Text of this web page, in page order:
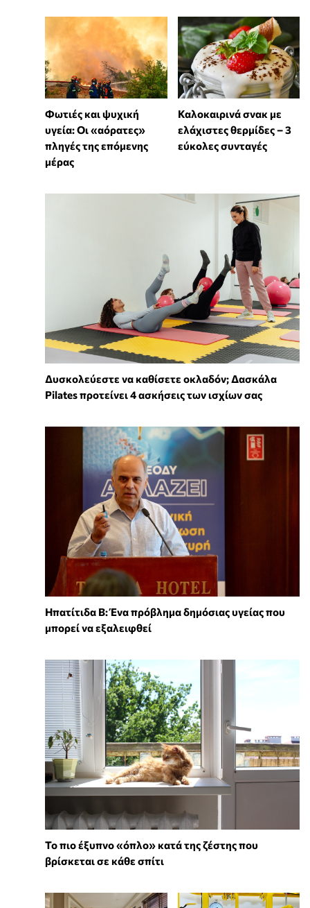
Φωτιές και ψυχική
υγεία: Οι «αόρατες»
πληγές της επόμενης
μέρας
Καλοκαιρινά σνακ με
ελάχιστες θερμίδες – 3
εύκολες συνταγές
Δυσκολεύεστε να καθίσετε οκλαδόν; Δασκάλα
Pilates προτείνει 4 ασκήσεις των ισχίων σας
Ηπατίτιδα Β: Ένα πρόβλημα δημόσιας υγείας που
μπορεί να εξαλειφθεί
To πιο έξυπνο «όπλο» κατά της ζέστης που
βρίσκεται σε κάθε σπίτι